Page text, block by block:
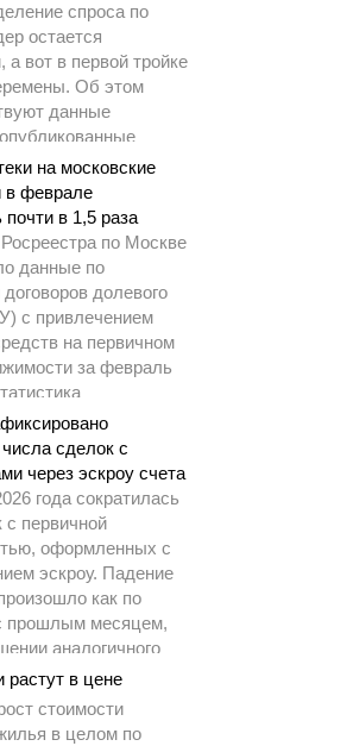
спроса по
остается
а вот в первой тройке
Об этом
данные
Росреестра по
на московские
в феврале
почти в 1,5 раза
по Москве
данные по
договоров долевого
с привлечением
на первичном
за февраль
заметное
по сравнению
периодами.
сделок с
через эскроу счета
года сократилась
с первичной
оформленных с
эскроу. Падение
как по
прошлым месяцем,
аналогичного
года.
растут в цене
стоимости
в целом по